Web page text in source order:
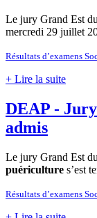
Le jury Grand Est du
mercredi 29 juillet
Résultats d’examens
+ Lire la suite
DEAP -
admis
Le jury Grand Est du
puériculture s’est
Résultats d’examens